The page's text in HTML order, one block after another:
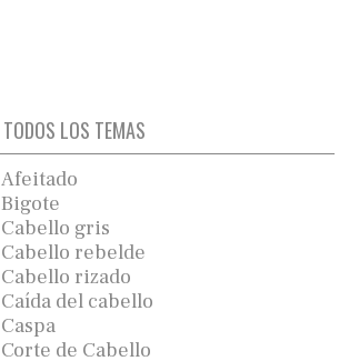
TODOS LOS TEMAS
Afeitado
Bigote
Cabello gris
Cabello rebelde
Cabello rizado
Caída del cabello
Caspa
Corte de Cabello